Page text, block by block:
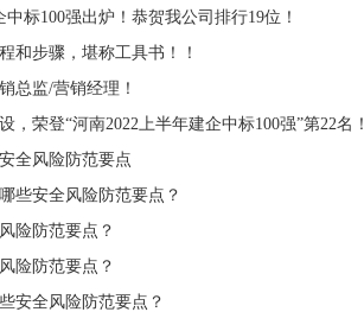
中标100强出炉！恭贺我公司排行19位！
和步骤，堪称工具书！！
总监/营销经理！
，荣登“河南2022上半年建企中标100强”第22名！
全风险防范要点
些安全风险防范要点？
险防范要点？
险防范要点？
安全风险防范要点？